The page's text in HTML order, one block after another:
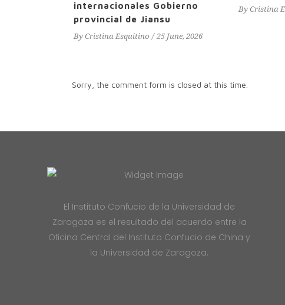
internacionales Gobierno
provincial de Jiansu
By Cristina Esquitino 25 June, 2026
By Cristina
Sorry, the comment form is closed at this time.
El Instituto Confucio de la Universidad de
Zaragoza es el resultado del acuerdo entre la
Oficina Central del Instituto Confucio de China y
la Universidad de Zaragoza.